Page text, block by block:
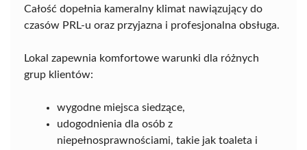
Całość dopełnia kameralny klimat nawiązujący do
czasów PRL-u oraz przyjazna i profesjonalna obsługa.
Lokal zapewnia komfortowe warunki dla różnych
grup klientów:
wygodne miejsca siedzące,
udogodnienia dla osób z
niepełnosprawnościami, takie jak toaleta i